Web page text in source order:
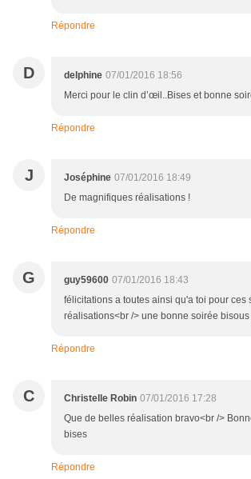
Répondre
D delphine 07/01/2016 18:56
Merci pour le clin d’œil..Bises et bonne
Répondre
J Joséphine 07/01/2016 18:49
De magnifiques réalisations !
Répondre
G guy59600 07/01/2016 18:43
félicitations a toutes ainsi qu'a toi pour ces
réalisations<br /> une bonne soirée
Répondre
C Christelle Robin 07/01/2016 17:28
Que de belles réalisation bravo<br />
bises
Répondre